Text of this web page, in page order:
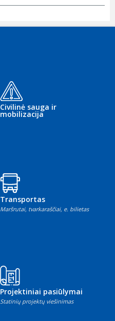
Civilinė sauga ir
mobilizacija
Transportas
Maršrutai, tvarkaraščiai, e. bilietas
Projektiniai pasiūlymai
Statinių projektų viešinimas